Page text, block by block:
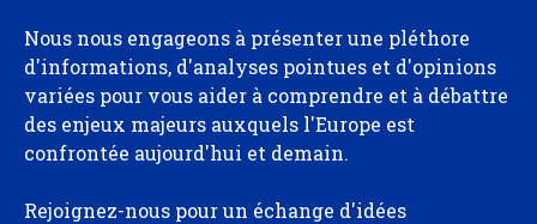
Nous nous engageons à présenter une pléthore
d'informations, d'analyses pointues et d'opinions
variées pour vous aider à comprendre et à débattre
des enjeux majeurs auxquels l'Europe est
confrontée aujourd'hui et demain.
Rejoignez-nous pour un échange d'idées